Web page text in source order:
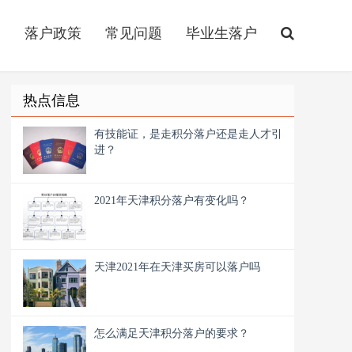
落户政策 常见问题 毕业生落户
热点信息
有技能证，是走积分落户还是走人才引
进？
2021年天津积分落户有变化吗？
天津2021年在天津买房可以落户吗
怎么满足天津积分落户的要求？